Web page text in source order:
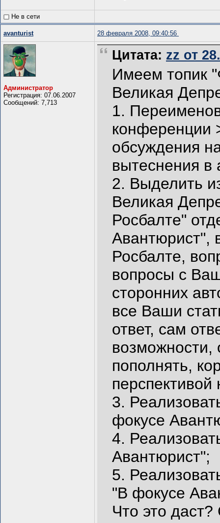
Не в сети
avanturist 28 февраля 2008, 09:40:56
Администратор
Регистрация: 07.06.2007
Сообщений: 7,713
Цитата: zz от
Имеем топик
Великая
1.
конференции
обсуждения
вытеснения в
2. Выделить
Великая
Росбалте"
Авантюрист",
Росбалте,
вопросы с
сторонних
все Ваши
ответ, сам
возможности,
пополнять,
3.
фокусе
4.
Авантюрист";
5.
"В фокусе
Что это